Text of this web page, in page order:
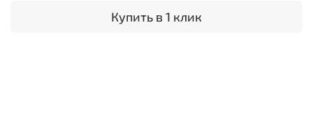
Купить в 1 клик